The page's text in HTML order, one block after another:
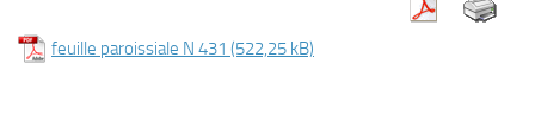
feuille paroissiale N 431